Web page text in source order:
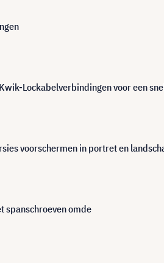
Lockabelverbindingen voor een
voorschermen in portret en
spanschroeven omde